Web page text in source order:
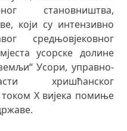
становништва,
који су интензивно
средњовјековног
усорске долине
Усори, управно-
хришћанског
током Х вијека помиње